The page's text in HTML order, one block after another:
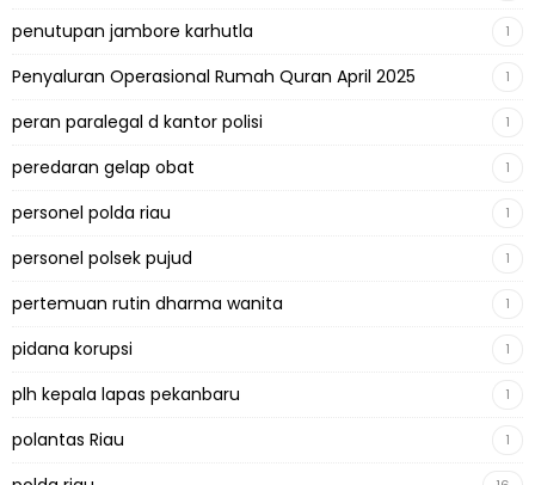
penutupan jambore karhutla 1
Penyaluran Operasional Rumah Quran April 2025 1
peran paralegal d kantor polisi 1
peredaran gelap obat 1
personel polda riau 1
personel polsek pujud 1
pertemuan rutin dharma wanita 1
pidana korupsi 1
plh kepala lapas pekanbaru 1
polantas Riau 1